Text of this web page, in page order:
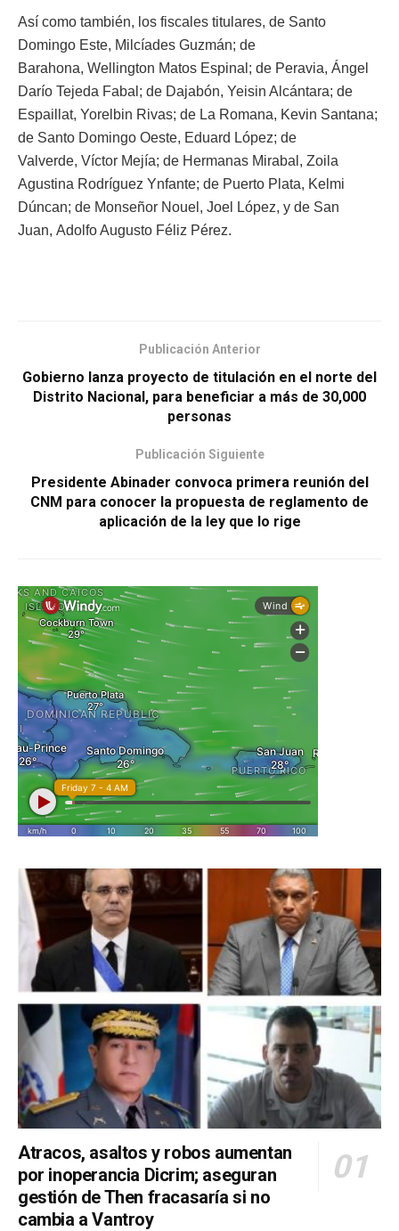
Así como también, los fiscales titulares, de Santo
Domingo Este, Milcíades Guzmán; de
Barahona, Wellington Matos Espinal; de Peravia, Ángel
Darío Tejeda Fabal; de Dajabón, Yeisin Alcántara; de
Espaillat, Yorelbin Rivas; de La Romana, Kevin Santana;
de Santo Domingo Oeste, Eduard López; de
Valverde, Víctor Mejía; de Hermanas Mirabal, Zoila
Agustina Rodríguez Ynfante; de Puerto Plata, Kelmi
Dúncan; de Monseñor Nouel, Joel López, y de San
Juan, Adolfo Augusto Féliz Pérez.
Publicación Anterior
Gobierno lanza proyecto de titulación en el norte del
Distrito Nacional, para beneficiar a más de 30,000
personas
Publicación Siguiente
Presidente Abinader convoca primera reunión del
CNM para conocer la propuesta de reglamento de
aplicación de la ley que lo rige
Atracos, asaltos y robos aumentan
por inoperancia Dicrim; aseguran
gestión de Then fracasaría si no
cambia a Vantroy